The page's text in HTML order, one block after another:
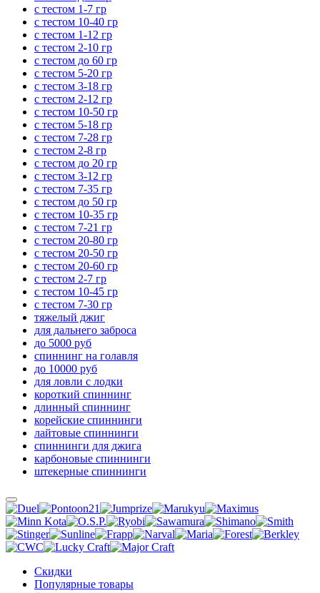
с тестом 1-7 гр
с тестом 10-40 гр
с тестом 1-12 гр
с тестом 2-10 гр
с тестом до 60 гр
с тестом 5-20 гр
с тестом 3-18 гр
с тестом 2-12 гр
с тестом 10-50 гр
с тестом 5-18 гр
с тестом 7-28 гр
с тестом 2-8 гр
с тестом до 20 гр
с тестом 3-12 гр
с тестом 7-35 гр
с тестом до 50 гр
с тестом 10-35 гр
с тестом 7-21 гр
с тестом 20-80 гр
с тестом 20-50 гр
с тестом 20-60 гр
с тестом 2-7 гр
с тестом 10-45 гр
с тестом 7-30 гр
тяжелый джиг
для дальнего заброса
до 5000 руб
спиннинг на голавля
до 10000 руб
для ловли с лодки
короткий спиннинг
длинный спиннинг
корейские спиннинги
лайтовые спиннинги
спиннинги для джига
карбоновые спиннинги
штекерные спиннинги
Скидки
Популярные товары